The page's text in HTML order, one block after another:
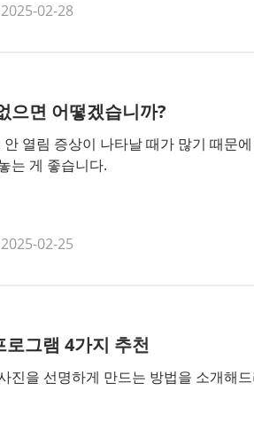
2025-02-28
으면 어떻겠습니까?
열림 증상이 나타날 때가 많기 때문에
는 게 좋습니다.
2025-02-25
그램 4가지 추천
진을 선명하게 만드는 방법을 소개해